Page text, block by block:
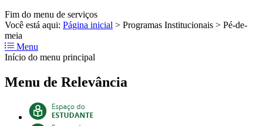
Fim do menu de serviços
Você está aqui: Página inicial > Programas Institucionais > Pé-de-
meia
Menu
Início do menu principal
Menu de Relevância